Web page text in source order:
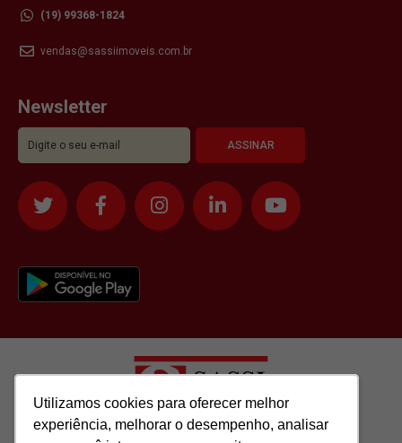
Utilizamos cookies para oferecer melhor
experiência, melhorar o desempenho, analisar
Utilizamos cookies para oferecer melhor
experiência, melhorar o desempenho, analisar
(19) 99368-1824
vendas@sassiimoveis.com.br
Newsletter